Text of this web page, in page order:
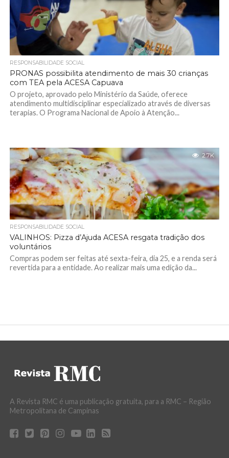
RESPONSABILIDADE SOCIAL
PRONAS possibilita atendimento de mais 30 crianças
com TEA pela ACESA Capuava
O projeto, aprovado pelo Ministério da Saúde, oferece
atendimento multidisciplinar especializado através de diversas
terapias. O Programa Nacional de Apoio à Atenção...
2.7K
RESPONSABILIDADE SOCIAL
VALINHOS: Pizza d’Ajuda ACESA resgata tradição dos
voluntários
Compras podem ser feitas até sexta-feira, dia 25, e a renda será
revertida para a entidade. Ao realizar mais uma edição da...
A Revista RMC é uma publicação gratuita, para a RMC – Região
Metropolitana de Campinas